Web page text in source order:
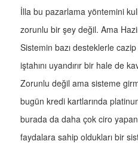
İlla bu pazarlama yöntemini
zorunlu bir şey değil. Ama
Sistemin bazı desteklerle
iştahını uyandırır bir hale de
Zorunlu değil ama sisteme
bugün kredi kartlarında
burada da daha çok ciro
faydalara sahip oldukları bir